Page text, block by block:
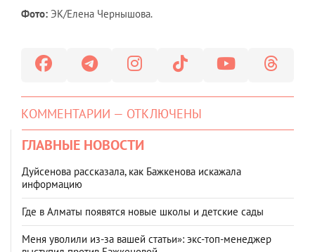
Фото: ЭК/Елена Чернышова.
КОММЕНТАРИИ — ОТКЛЮЧЕНЫ
ГЛАВНЫЕ НОВОСТИ
Дуйсенова рассказала, как Бажкенова искажала
информацию
Где в Алматы появятся новые школы и детские сады
Меня уволили из-за вашей статьи»: экс-топ-менеджер